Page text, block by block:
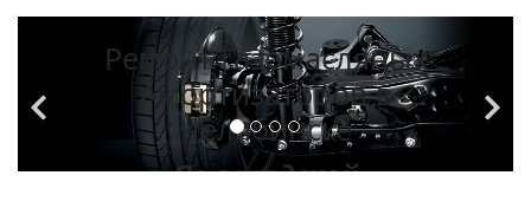
Ремонт Газомасляных
Амортизаторов в
Челябинске
По заводской